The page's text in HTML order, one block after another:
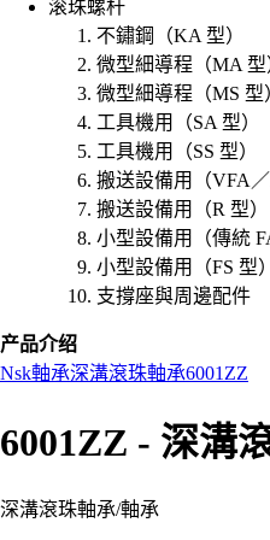
滚珠螺杆
不鏽鋼（KA 型）
微型細導程（MA 型
微型細導程（MS 型
工具機用（SA 型）
工具機用（SS 型）
搬送設備用（VFA／
搬送設備用（R 型）
小型設備用（傳統
小型設備用（FS 型）
支撐座與周邊配件
产品介绍
Nsk軸承深溝滾珠軸承6001ZZ
6001ZZ - 深溝
深溝滾珠軸承/軸承